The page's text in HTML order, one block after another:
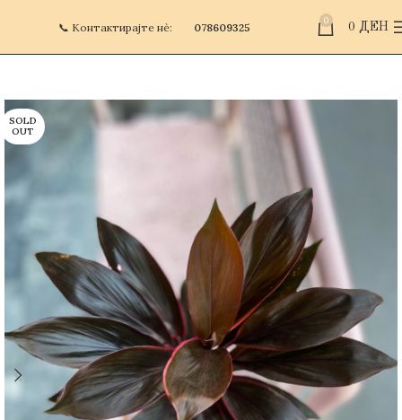
📞 Контактирајте нè: 078609325 0
0 ДЕН
SOLD
OUT